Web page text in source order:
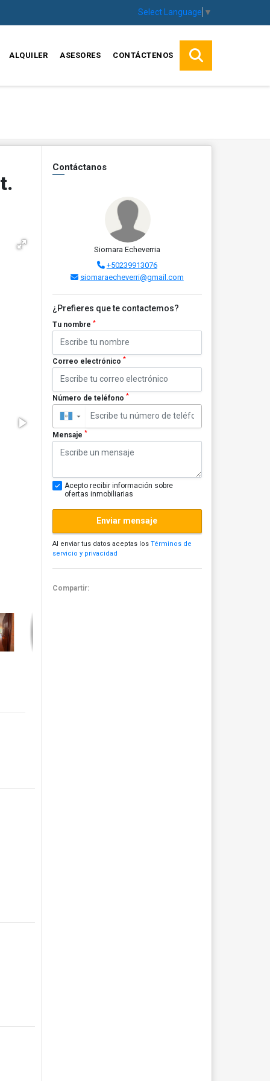
Select Language ▼
ALQUILER ASESORES CONTÁCTENOS
Contáctanos
Siomara Echeverria
+50239913076
siomaraecheverri@gmail.com
¿Prefieres que te contactemos?
Tu nombre *
Correo electrónico *
Número de teléfono *
▼
Mensaje *
Acepto recibir información sobre
ofertas inmobiliarias
Enviar mensaje
Al enviar tus datos aceptas los Términos de
servicio y privacidad
Compartir: